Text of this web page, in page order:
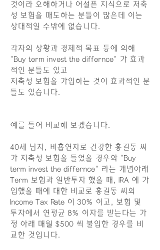
것이라 오해하거나 어설픈 지식으로 저축
성 보험을 매도하는 분들이 많은데 이는
상대적일 수밖에 없습니다.
각자의 상황과 경제적 목표 등에 의해
"Buy term invest the differnce" 가 효과
적인 분들도 있고
저축성 보험을 가입하는 것이 효과적인 분
들도 있습니다.
예를 들어 비교해 보겠습니다.
40세 남자, 비흡연자로 건강한 홍길동 씨
가 저축성 보험을 들었을 경우와 "Buy
term invest the differnce" 라는 개념아래
Term 보험과 일반투자 했을 때, IRA 에 가
입했을 때에 대한 비교로 홍길동 씨의
Income Tax Rate 이 30% 이고, 보험 및
투자에서 연평균 8% 이자를 받는다는 가
정 아래 매월 $500 씩 불입한 경우를 비
교한 것입니다.